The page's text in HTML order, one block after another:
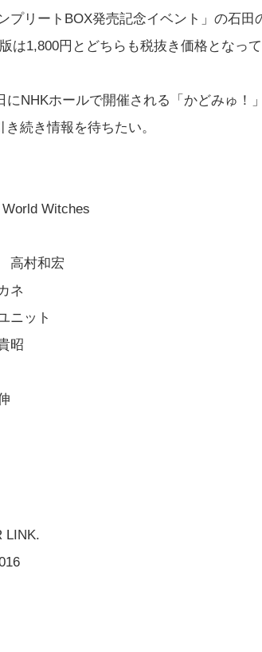
プリートBOX発売記念イベント」の石
は1,800円とどちらも税抜き価格となって
にNHKホールで開催される「かどみゅ！
続き情報を待ちたい。
Witches
高村和宏
ネ
ニット
昭
LINK.